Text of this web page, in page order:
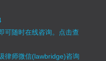
可随时在线咨询。 点击查
律师微信(lawbridge)咨询